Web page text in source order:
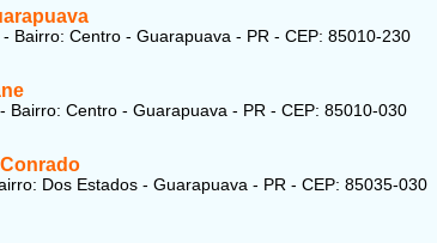
Bairro: Centro - Guarapuava - PR - CEP: 85010-230
Bairro: Centro - Guarapuava - PR - CEP: 85010-030
Dos Estados - Guarapuava - PR - CEP: 85035-030